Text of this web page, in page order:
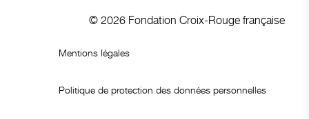
© 2026 Fondation Croix-Rouge française
Mentions légales
Politique de protection des données personnelles